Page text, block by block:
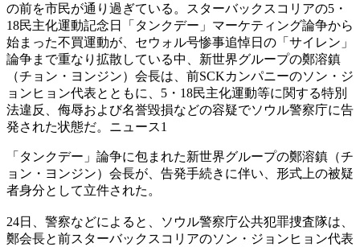
の前を市民が通り過ぎている。スターバックスコリアの5・
18民主化運動記念日「タンクデー」マーケティング論争から
始まった不買運動が、セウォル号惨事追悼日の「サイレン」
論争まで重なり拡散している中、新世界グループの鄭溶鎮
（チョン・ヨンジン）会長は、前SCKカンパニーのソン・ジ
ョンヒョン代表とともに、5・18民主化運動等に関する特別
法違反、侮辱および名誉毀損などの容疑でソウル警察庁に告
発された状態だ。ニュース1
「タンクデー」論争に包まれた新世界グループの鄭溶鎮（チ
ョン・ヨンジン）会長が、告発手続きに伴い、形式上の被疑
者身分として立件された。
24日、警察などによると、ソウル警察庁公共犯罪捜査隊は、
鄭会長と前スターバックスコリアのソン・ジョンヒョン代表